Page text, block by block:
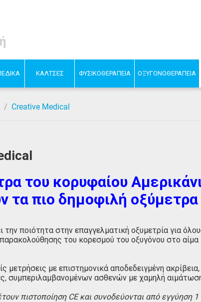
ΚΑΛΤΣΕΣ ΦΥΣΙΚΟΘΕΡΑΠΕΙΑ ΟΞΥΓΟΝΟΘΕΡΑΠΕΙΑ
/ Creative Medical
του κορυφαίου
τα πιο δημοφιλή
ποιότητα στην επαγγελματική οξυμετρία για
του κορεσμού του οξυγόνου στο
μετρήσεις με επιστημονικά αποδεδειγμένη
συμπεριλαμβανομένων ασθενών με χαμηλή
πιστοποίηση CE και συνοδεύονται από εγγύηση